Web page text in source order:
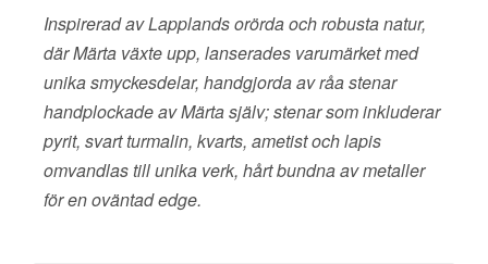
Inspirerad av Lapplands orörda och robusta natur,
där Märta växte upp, lanserades varumärket med
unika smyckesdelar, handgjorda av råa stenar
handplockade av Märta själv; stenar som inkluderar
pyrit, svart turmalin, kvarts, ametist och lapis
omvandlas till unika verk, hårt bundna av metaller
för en oväntad edge.